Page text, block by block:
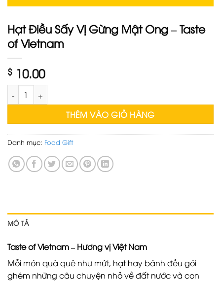
Hạt Điều Sấy Vị Gừng Mật Ong – Taste
of Vietnam
$ 10.00
Hạt Điều Sấy Vị Gừng Mật Ong - Taste of Vietnam số lượng
THÊM VÀO GIỎ HÀNG
Danh mục: Food Gift
MÔ TẢ
Taste of Vietnam – Hương vị Việt Nam
Mỗi món quà quê như mứt, hạt hay bánh đều gói
ghém những câu chuyện nhỏ về đất nước và con